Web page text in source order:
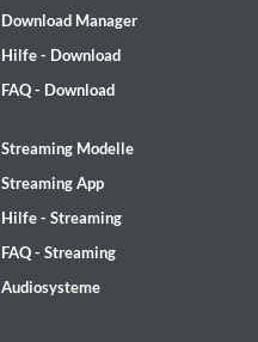
Download Manager
Hilfe - Download
FAQ - Download
Streaming Modelle
Streaming App
Hilfe - Streaming
FAQ - Streaming
Audiosysteme